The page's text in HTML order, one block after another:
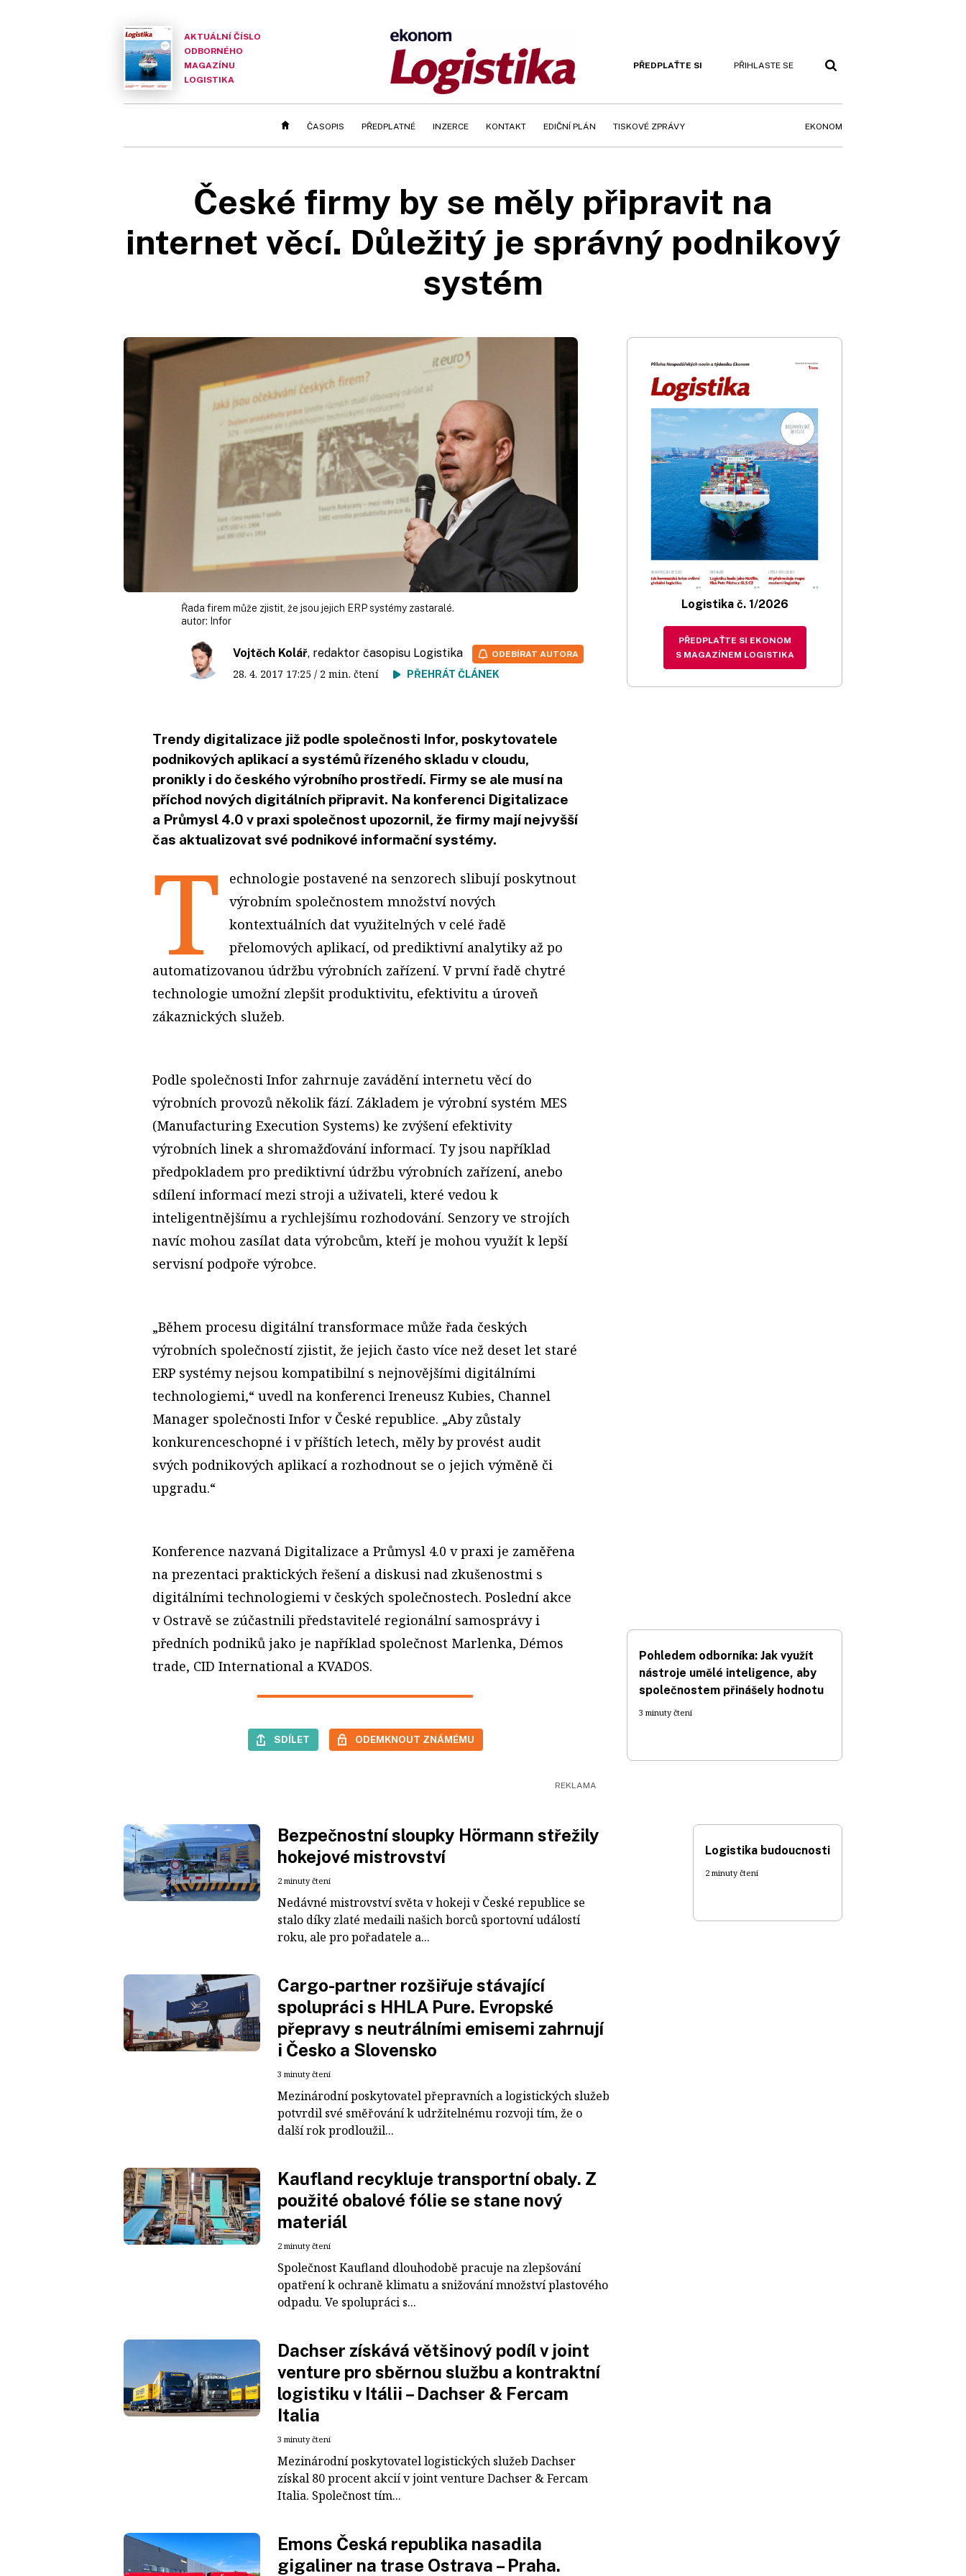
AKTUÁLNÍ ČÍSLO
ODBORNÉHO
MAGAZÍNU
LOGISTIKA
PŘEDPLAŤTE SI PŘIHLASTE SE
ČASOPIS PŘEDPLATNÉ INZERCE KONTAKT EDIČNÍ PLÁN TISKOVÉ ZPRÁVY EKONOM
České firmy by se měly připravit na
internet věcí. Důležitý je správný podnikový
systém
Řada firem může zjistit, že jsou jejich ERP systémy zastaralé.
autor: Infor
Vojtěch Kolář, redaktor časopisu Logistika
28. 4. 2017 17:25 / 2 min. čtení PŘEHRÁT ČLÁNEK
ODEBÍRAT AUTORA
Trendy digitalizace již podle společnosti Infor, poskytovatele
podnikových aplikací a systémů řízeného skladu v cloudu,
pronikly i do českého výrobního prostředí. Firmy se ale musí na
příchod nových digitálních připravit. Na konferenci Digitalizace
a Průmysl 4.0 v praxi společnost upozornil, že firmy mají nejvyšší
čas aktualizovat své podnikové informační systémy.
T
echnologie postavené na senzorech slibují poskytnout
výrobním společnostem množství nových
kontextuálních dat využitelných v celé řadě
přelomových aplikací, od prediktivní analytiky až po
automatizovanou údržbu výrobních zařízení. V první řadě chytré
technologie umožní zlepšit produktivitu, efektivitu a úroveň
zákaznických služeb.
Podle společnosti Infor zahrnuje zavádění internetu věcí do
výrobních provozů několik fází. Základem je výrobní systém MES
(Manufacturing Execution Systems) ke zvýšení efektivity
výrobních linek a shromažďování informací. Ty jsou například
předpokladem pro prediktivní údržbu výrobních zařízení, anebo
sdílení informací mezi stroji a uživateli, které vedou k
inteligentnějšímu a rychlejšímu rozhodování. Senzory ve strojích
navíc mohou zasílat data výrobcům, kteří je mohou využít k lepší
servisní podpoře výrobce.
„Během procesu digitální transformace může řada českých
výrobních společností zjistit, že jejich často více než deset let staré
ERP systémy nejsou kompatibilní s nejnovějšími digitálními
technologiemi,“ uvedl na konferenci Ireneusz Kubies, Channel
Manager společnosti Infor v České republice. „Aby zůstaly
konkurenceschopné i v příštích letech, měly by provést audit
svých podnikových aplikací a rozhodnout se o jejich výměně či
upgradu.“
Konference nazvaná Digitalizace a Průmysl 4.0 v praxi je zaměřena
na prezentaci praktických řešení a diskusi nad zkušenostmi s
digitálními technologiemi v českých společnostech. Poslední akce
v Ostravě se zúčastnili představitelé regionální samosprávy i
předních podniků jako je například společnost Marlenka, Démos
trade, CID International a KVADOS.
SDÍLET ODEMKNOUT ZNÁMÉMU
Logistika č. 1/2026
PŘEDPLAŤTE SI EKONOM
S MAGAZÍNEM LOGISTIKA
Pohledem odborníka: Jak využít
nástroje umělé inteligence, aby
společnostem přinášely hodnotu
3 minuty čtení
Bezpečnostní sloupky Hörmann střežily
hokejové mistrovství
2 minuty čtení
Nedávné mistrovství světa v hokeji v České republice se
stalo díky zlaté medaili našich borců sportovní událostí
roku, ale pro pořadatele a...
Cargo-partner rozšiřuje stávající
spolupráci s HHLA Pure. Evropské
přepravy s neutrálními emisemi zahrnují
i Česko a Slovensko
3 minuty čtení
Mezinárodní poskytovatel přepravních a logistických služeb
potvrdil své směřování k udržitelnému rozvoji tím, že o
další rok prodloužil...
Kaufland recykluje transportní obaly. Z
použité obalové fólie se stane nový
materiál
2 minuty čtení
Společnost Kaufland dlouhodobě pracuje na zlepšování
opatření k ochraně klimatu a snižování množství plastového
odpadu. Ve spolupráci s...
Dachser získává většinový podíl v joint
venture pro sběrnou službu a kontraktní
logistiku v Itálii – Dachser & Fercam
Italia
3 minuty čtení
Mezinárodní poskytovatel logistických služeb Dachser
získal 80 procent akcií v joint venture Dachser & Fercam
Italia. Společnost tím...
Emons Česká republika nasadila
gigaliner na trase Ostrava – Praha.
Logistika budoucnosti
2 minuty čtení